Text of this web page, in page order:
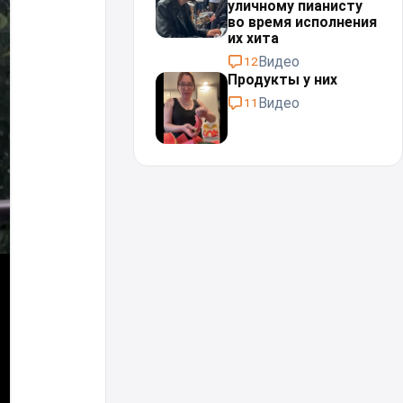
уличному пианисту
во время исполнения
их хита
12Видео
Продукты у них
11 Видео